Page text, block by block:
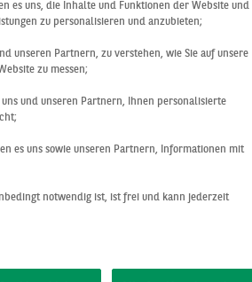
unsere
im
im
es uns, die Inhalte und Funktionen der Website und
zu personalisieren und anzubieten;
unseren Partnern, zu verstehen, wie Sie auf unsere
zu messen;
und unseren Partnern, Ihnen personalisierte
es uns sowie unseren Partnern, Informationen mit
notwendig ist, ist frei und kann jederzeit